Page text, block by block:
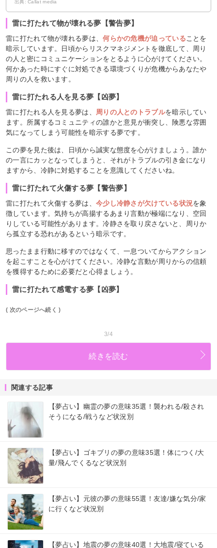
出典: Callat media
雷に打たれて物が壊れる夢【警告夢】
雷に打たれて物が壊れる夢は、何らかの危機が迫っていることを
暗示しています。日頃からリスクマネジメントを徹底して、周り
の人と密にコミュニケーションをとるように心がけてください。
何かあった時にすぐに対処できる環境づくりが危機からあなたや
周りの人を救います。
雷に打たれる人を見る夢【凶夢】
雷に打たれる人を見る夢は、 周りの人とのトラブルを暗示してい
ます。所属するコミュニティの誰かと意見が衝突し、険悪な雰囲
気になってしまう可能性を暗示する夢です。
この夢を見た後は、日頃から誠実な態度を心がけましょう。誰か
の一言にカッとなってしまうと、それがトラブルの引き金になり
ますから、冷静に対処することを意識してくださいね。
雷に打たれて火傷する夢【警告夢】
雷に打たれて火傷する夢は、 今少し冷静さが欠けている状況を象
徴しています。気持ちが高揚するあまり言動が極端になり、空回
りしている可能性があります。冷静さを取り戻さないと、周りか
ら孤立する恐れがあるという暗示です。
思ったまま行動に移すのではなくて、一息ついてからアクション
を起こすことを心がけてください。冷静な言動が周りからの信頼
を獲得するために必要だと心得ましょう。
雷に打たれて感電する夢【凶夢】
( 次のページへ続く )
3/4
続きを読む
関連する記事
【夢占い】幽霊の夢の意味35選！襲われる/殺され
そうになる/戦うなど状況別
【夢占い】ゴキブリの夢の意味35選！体につく/大
量/飛んでくるなど状況別
【夢占い】元彼の夢の意味55選！友達/嫌な気分/家
に行くなど状況別
【夢占い】地震の夢の意味40選！大地震/寝ている